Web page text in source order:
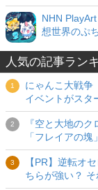
NHN
想世界のぷ
人気の記事ラン
にゃんこ大戦争
イベントがスタ
『空と大地の
「フレイアの
【PR】逆転オ
ちらが強い？